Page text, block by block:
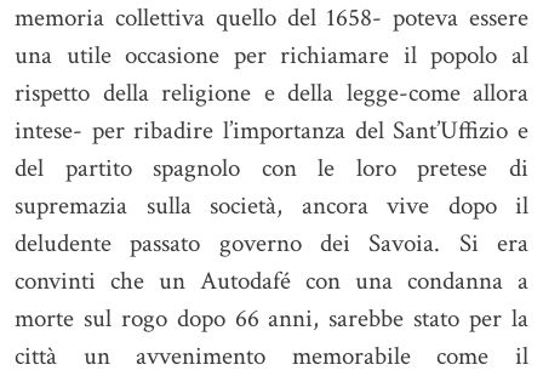
memoria collettiva quello del 1658- poteva essere
una utile occasione per richiamare il popolo al
rispetto della religione e della legge-come allora
intese- per ribadire l’importanza del Sant’Uffizio e
del partito spagnolo con le loro pretese di
supremazia sulla società, ancora vive dopo il
deludente passato governo dei Savoia. Si era
convinti che un Autodafé con una condanna a
morte sul rogo dopo 66 anni, sarebbe stato per la
città un avvenimento memorabile come il